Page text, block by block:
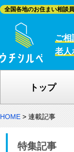
全国各地のお住まい相談
ご
老人
トップ
HOME > 連載記事
特集記事